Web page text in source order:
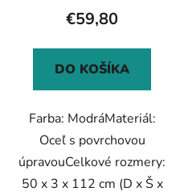
€59,80
DO KOŠÍKA
Farba: ModráMateriál:
Oceľ s povrchovou
úpravouCelkové rozmery:
50 x 3 x 112 cm (D x Š x